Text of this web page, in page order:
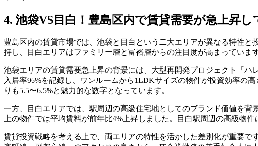
4. 池袋VS目白！豊島区内で賃貸需要が急上昇
豊島区内の賃貸市場では、池袋と目白という二大エリアが異なる特性
持し、目白エリアはファミリー層と富裕層からの注目度が高まっています
池袋エリアの賃貸需要急上昇の背景には、大型再開発プロジェクト「
入居率96%を記録し、ワンルームから1LDKサイズの物件が投資効率の
りも5.5〜6.5%と魅力的な数字となっています。
一方、目白エリアでは、駅周辺の高級住宅地としてのブランド価値を
上の物件では平均賃料が前年比4%上昇しました。目白駅周辺の高級物
賃貸投資戦略を考える上で、両エリアの特性を活かした差別化が重要